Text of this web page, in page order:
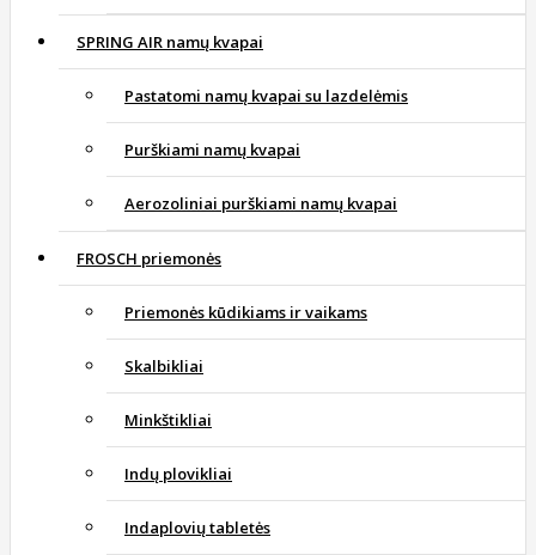
SPRING AIR namų kvapai
Pastatomi namų kvapai su lazdelėmis
Purškiami namų kvapai
Aerozoliniai purškiami namų kvapai
FROSCH priemonės
Priemonės kūdikiams ir vaikams
Skalbikliai
Minkštikliai
Indų plovikliai
Indaplovių tabletės